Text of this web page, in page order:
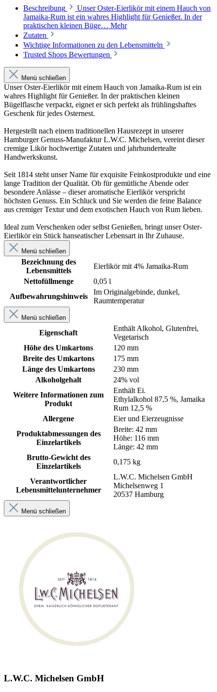
Beschreibung
Unser Oster-Eierlikör mit einem Hauch von
Jamaika-Rum ist ein wahres Highlight für Genießer. In der
praktischen kleinen Büge… Mehr
Zutaten
Wichtige Informationen zu den Lebensmitteln
Trusted Shops Bewertungen
Menü schließen
Unser Oster-Eierlikör mit einem Hauch von Jamaika-Rum ist ein
wahres Highlight für Genießer. In der praktischen kleinen
Bügelflasche verpackt, eignet er sich perfekt als frühlingshaftes
Geschenk für jedes Osternest.
Hergestellt nach einem traditionellen Hausrezept in unserer
Hamburger Genuss-Manufaktur L.W.C. Michelsen, vereint dieser
cremige Likör hochwertige Zutaten und jahrhundertealte
Handwerkskunst.
Seit 1814 steht unser Name für exquisite Feinkostprodukte und eine
lange Tradition der Qualität. Ob für gemütliche Abende oder
besondere Anlässe – dieser aromatische Eierlikör verspricht
höchsten Genuss. Ein Schluck und Sie werden die feine Balance
aus cremiger Textur und dem exotischen Hauch von Rum lieben.
Ideal zum Verschenken oder selbst Genießen, bringt unser Oster-
Eierlikör ein Stück hanseatischer Lebensart in Ihr Zuhause.
Menü schließen
Bezeichnung des
Lebensmittels
Eierlikör mit 4% Jamaika-Rum
Nettofüllmenge
0,05 l
Aufbewahrungshinweis
Im Originalgebinde, dunkel,
Raumtemperatur
Menü schließen
Eigenschaft
Enthält Alkohol, Glutenfrei,
Vegetarisch
Höhe des Umkartons
120 mm
Breite des Umkartons
175 mm
Länge des Umkartons
230 mm
Alkoholgehalt
24% vol
Weitere Informationen zum
Produkt
Enthält Ei.
Ethylalkohol 87,5 %, Jamaika
Rum 12,5 %
Allergene
Eier und Eierzeugnisse
Produktabmessungen des
Einzelartikels
Breite: 42 mm
Höhe: 116 mm
Länge: 42 mm
Brutto-Gewicht des
Einzelartikels
0,175 kg
Verantwortlicher
Lebensmittelunternehmer
L.W.C. Michelsen GmbH
Michelsenweg 1
20537 Hamburg
Menü schließen
L.W.C. Michelsen GmbH